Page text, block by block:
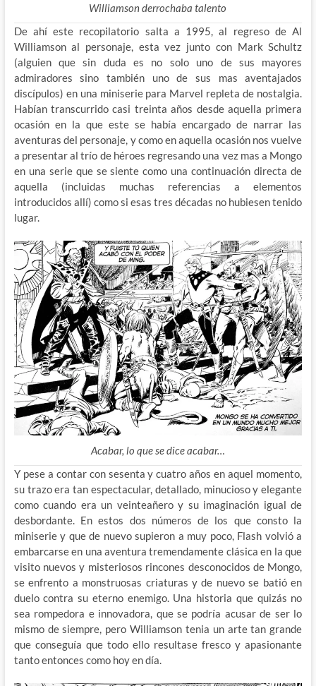
Williamson derrochaba talento
De ahí este recopilatorio salta a 1995, al regreso de Al
Williamson al personaje, esta vez junto con Mark Schultz
(alguien que sin duda es no solo uno de sus mayores
admiradores sino también uno de sus mas aventajados
discípulos) en una miniserie para Marvel repleta de nostalgia.
Habían transcurrido casi treinta años desde aquella primera
ocasión en la que este se había encargado de narrar las
aventuras del personaje, y como en aquella ocasión nos vuelve
a presentar al trío de héroes regresando una vez mas a Mongo
en una serie que se siente como una continuación directa de
aquella (incluidas muchas referencias a elementos
introducidos allí) como si esas tres décadas no hubiesen tenido
lugar.
Acabar, lo que se dice acabar…
Y pese a contar con sesenta y cuatro años en aquel momento,
su trazo era tan espectacular, detallado, minucioso y elegante
como cuando era un veinteañero y su imaginación igual de
desbordante. En estos dos números de los que consto la
miniserie y que de nuevo supieron a muy poco, Flash volvió a
embarcarse en una aventura tremendamente clásica en la que
visito nuevos y misteriosos rincones desconocidos de Mongo,
se enfrento a monstruosas criaturas y de nuevo se batió en
duelo contra su eterno enemigo. Una historia que quizás no
sea rompedora e innovadora, que se podría acusar de ser lo
mismo de siempre, pero Williamson tenia un arte tan grande
que conseguía que todo ello resultase fresco y apasionante
tanto entonces como hoy en día.